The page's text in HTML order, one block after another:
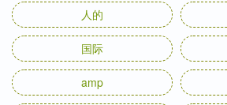
人的
国际
amp